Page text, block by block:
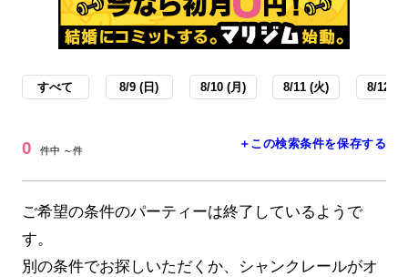
すべて 8/9 (日) 8/10 (月) 8/11 (火) 8/12 (
0 件中 ～件 ＋この検索条件を保存する
ご希望の条件のパーティーは終了しているようで
す。
別の条件でお探しいただくか、シャンクレールがオ